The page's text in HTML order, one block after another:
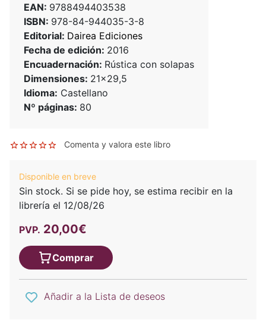
EAN: 9788494403538
ISBN: 978-84-944035-3-8
Editorial: Dairea Ediciones
Fecha de edición: 2016
Encuadernación: Rústica con solapas
Dimensiones: 21x29,5
Idioma: Castellano
Nº páginas: 80
Comenta y valora este libro
Disponible en breve
Sin stock. Si se pide hoy, se estima recibir en la
librería el 12/08/26
PVP. 20,00€
Comprar
Añadir a la Lista de deseos